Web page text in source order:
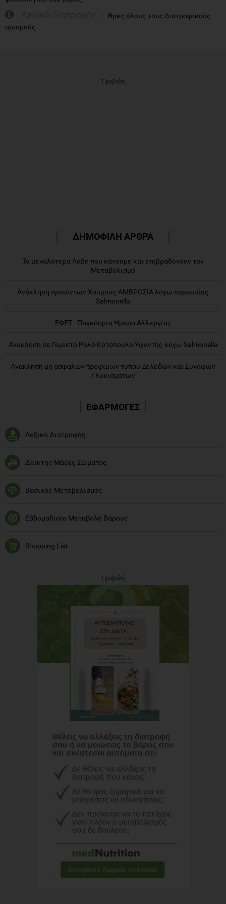
Λεξικό Διατροφής
Βρες όλους τους διατροφικούς
ορισμούς
Προβολή
ΔΗΜΟΦΙΛΗ ΑΡΘΡΑ
Τα μεγαλύτερα Λάθη που κάνουμε και επιβραδύνουν τον
Μεταβολισμό
Ανάκληση προϊόντων Χούμους ΑΜΒΡΟΣΙΑ λόγω παρουσίας
Salmonella
ΕΦΕΤ - Παγκόσμια Ημέρα Αλλεργίας
Ανάκληση σε Γεμιστό Ρολό Κοτόπουλο Υφαντής λόγω Salmonella
Ανάκληση μη ασφαλών τροφίμων τύπου Ζελεδών και Συναφών
Γλυκισμάτων
ΕΦΑΡΜΟΓΕΣ
Λεξικό Διατροφής
Δείκτης Μάζας Σώματος
Βασικός Μεταβολισμός
Εβδομαδιαία Μεταβολή Βάρους
Shopping List
Προβολή